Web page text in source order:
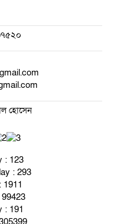
হোসেন
: 123
: 293
: 191